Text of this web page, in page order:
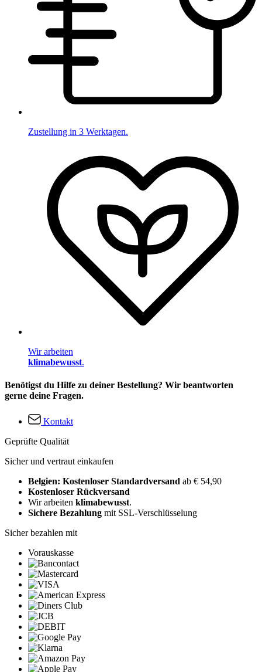
Zustellung in 3 Werktagen.
Wir arbeiten
klimabewusst.
Benötigst du Hilfe zu deiner Bestellung? Wir beantworten
gerne deine Fragen.
Kontakt
Geprüfte Qualität
Sicher und vertraut einkaufen
Belgien: Kostenloser Standardversand ab € 54,90
Kostenloser Rückversand
Wir arbeiten klimabewusst.
Sichere Bezahlung mit SSL-Verschlüsselung
Sicher bezahlen mit
Vorauskasse